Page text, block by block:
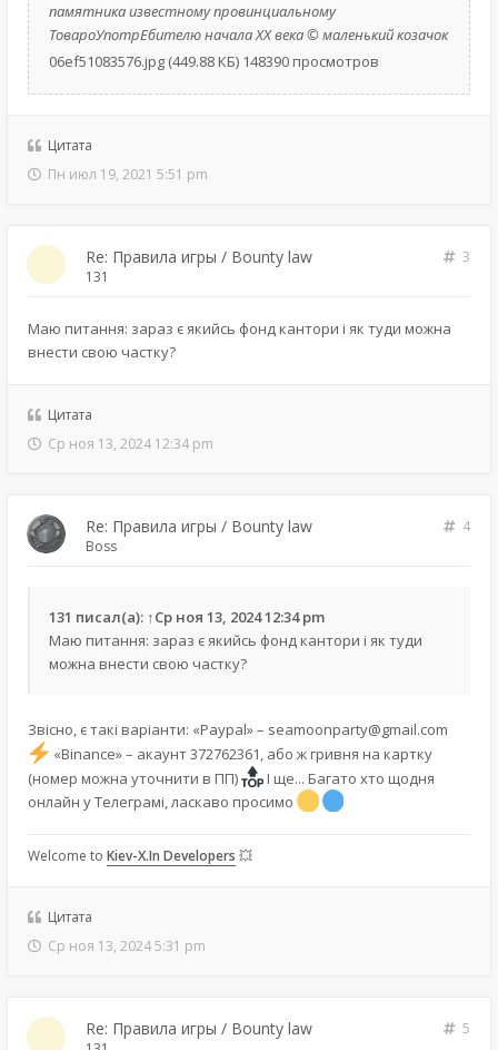
памятника известному провинциальному
ТовароУпотрЕбителю начала XX века © маленький козачок
06ef51083576.jpg (449.88 КБ) 148390 просмотров
Цитата
Пн июл 19, 2021 5:51 pm
Re: Правила игры / Bounty law
3
131
Маю питання: зараз є якийсь фонд кантори і як туди можна
внести свою частку?
Цитата
Ср ноя 13, 2024 12:34 pm
Re: Правила игры / Bounty law
4
Boss
131 писал(а): ↑Ср ноя 13, 2024 12:34 pm
Маю питання: зараз є якийсь фонд кантори і як туди
можна внести свою частку?
Звісно, є такі варіанти: «Paypal» – seamoonparty@gmail.com
«Binance» – акаунт 372762361, або ж гривня на картку
(номер можна уточнити в ПП)
І ще... Багато хто щодня
онлайн у Телеграмі, ласкаво просимо
Welcome to Kiev-X.In Developers 💥
Цитата
Ср ноя 13, 2024 5:31 pm
Re: Правила игры / Bounty law
5